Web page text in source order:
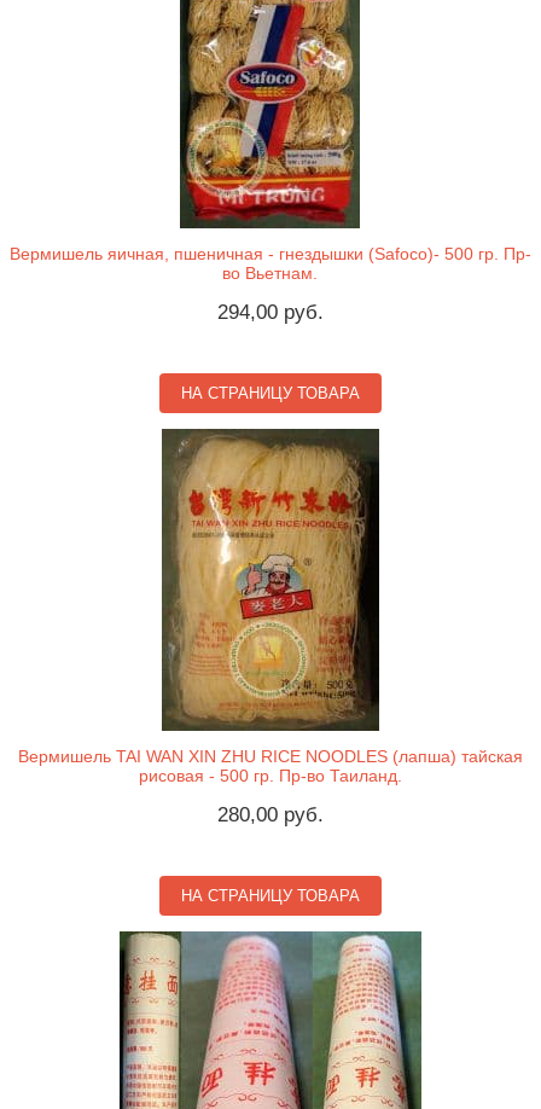
Вермишель яичная, пшеничная - гнездышки (Safoco)- 500 гр. Пр-
во Вьетнам.
294,00 руб.
НА СТРАНИЦУ ТОВАРА
Вермишель TAI WAN XIN ZHU RICE NOODLES (лапша) тайская
рисовая - 500 гр. Пр-во Таиланд.
280,00 руб.
НА СТРАНИЦУ ТОВАРА